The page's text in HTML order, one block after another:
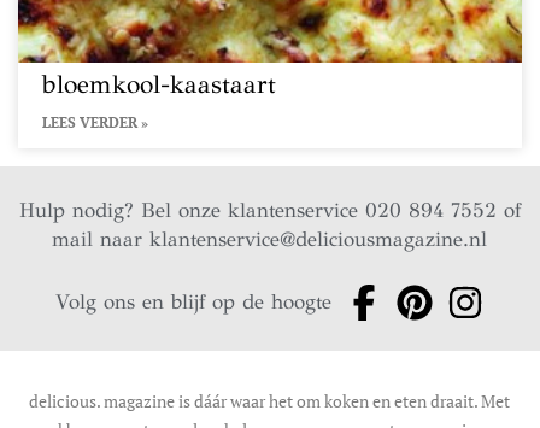
bloemkool-kaastaart
LEES VERDER »
Hulp nodig? Bel onze klantenservice 020 894 7552 of
mail naarklantenservice@deliciousmagazine.nl
Volg ons en blijf op de hoogte
delicious. magazine is dáár waar het om koken en eten draait. Met